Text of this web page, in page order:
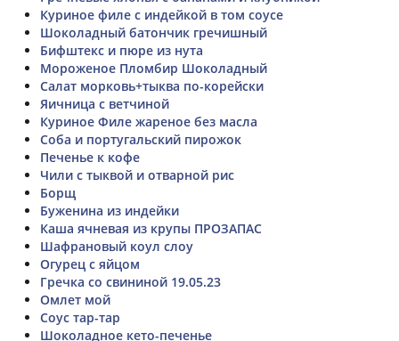
Куриное филе с индейкой в том соусе
Шоколадный батончик гречишный
Бифштекс и пюре из нута
Мороженое Пломбир Шоколадный
Салат морковь+тыква по-корейски
Яичница с ветчиной
Куриное Филе жареное без масла
Соба и португальский пирожок
Печенье к кофе
Чили с тыквой и отварной рис
Борщ
Буженина из индейки
Каша ячневая из крупы ПРОЗАПАС
Шафрановый коул слоу
Огурец с яйцом
Гречка со свининой 19.05.23
Омлет мой
Соус тар-тар
Шоколадное кето-печенье